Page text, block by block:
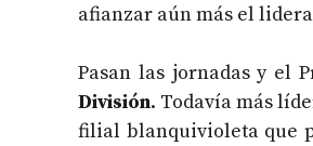
afianzar aún más el
Pasan las jornadas y el
División. Todavía más
filial blanquivioleta que